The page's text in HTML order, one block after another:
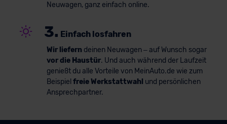
Neuwagen, ganz einfach online.
3. Einfach losfahren
Wir liefern deinen Neuwagen – auf Wunsch sogar
vor die Haustür. Und auch während der Laufzeit
genießt du alle Vorteile von MeinAuto.de wie zum
Beispiel freie Werkstattwahl und persönlichen
Ansprechpartner.